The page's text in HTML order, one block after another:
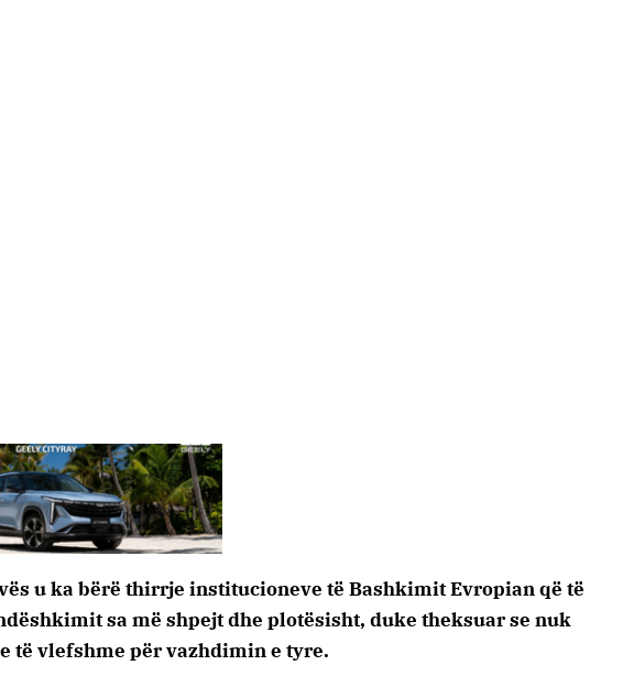
u ka bërë thirrje institucioneve të Bashkimit Evropian që të
sa më shpejt dhe plotësisht, duke theksuar se nuk
të vlefshme për vazhdimin e tyre.